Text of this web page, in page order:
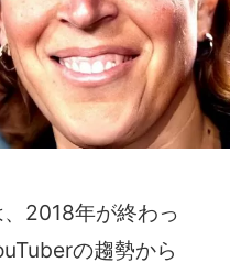
2018年が終わっ
の趨勢から